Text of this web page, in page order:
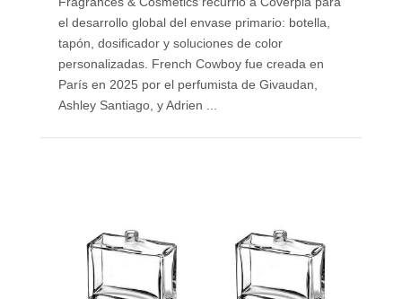
el desarrollo global del envase primario: botella,
tapón, dosificador y soluciones de color
personalizadas. French Cowboy fue creada en
París en 2025 por el perfumista de Givaudan,
Ashley Santiago, y Adrien ...